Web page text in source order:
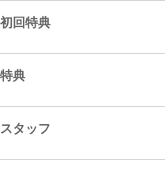
初回特典
特典
スタッフ